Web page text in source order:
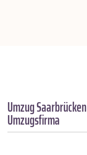
Umzug Saarbrücken
Umzugsfirma